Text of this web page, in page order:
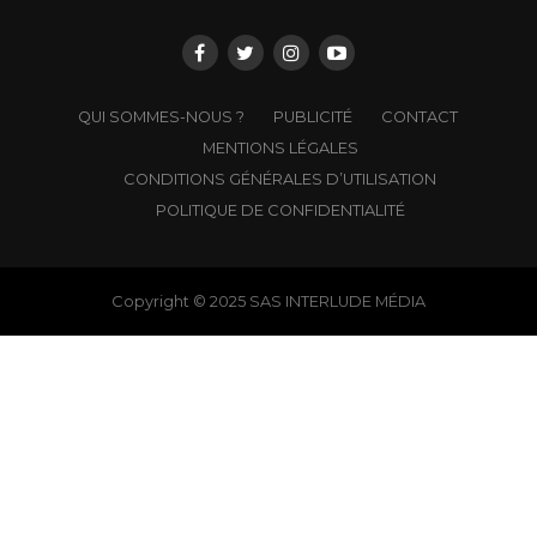
QUI SOMMES-NOUS ? PUBLICITÉ
CONTACT
MENTIONS LÉGALES
CONDITIONS GÉNÉRALES D’UTILISATION
POLITIQUE DE CONFIDENTIALITÉ
Copyright © 2025 SAS INTERLUDE MÉDIA